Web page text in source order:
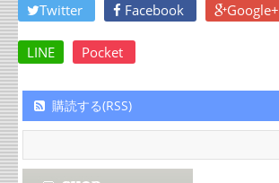
Twitter Facebook Google+
LINE Pocket
購読する(RSS)